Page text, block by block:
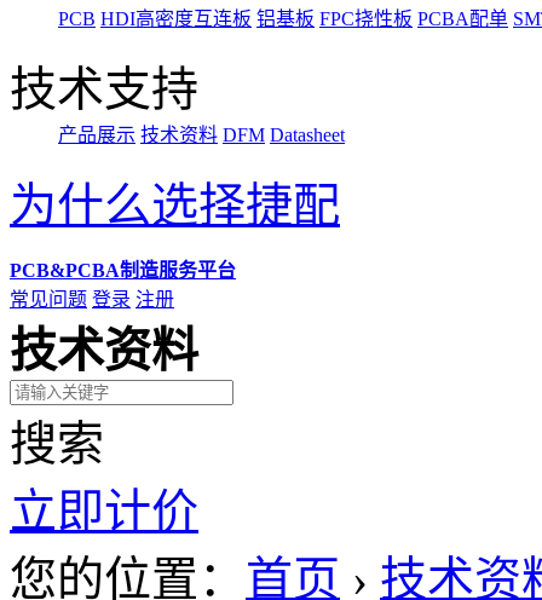
PCB HDI高密度互连板 铝基板 FPC挠性板 PCBA配单
技术支持
产品展示 技术资料 DFM Datasheet
为什么选择捷配
PCB&PCBA制造服务平台
常见问题 登录 注册
技术资料
搜索
立即计价
您的位置： 首页 › 技术资